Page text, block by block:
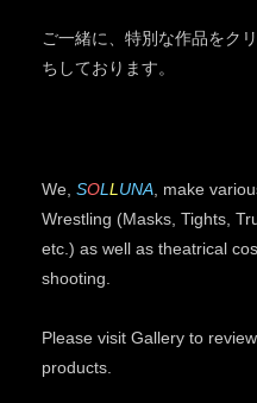
ご一緒に、特別な作品をク
ちしております。
We, SOL L UNA , make
Wrestling (Masks, Tights,
etc.) as well as theatrical
shooting.
Please visit Gallery to
products.